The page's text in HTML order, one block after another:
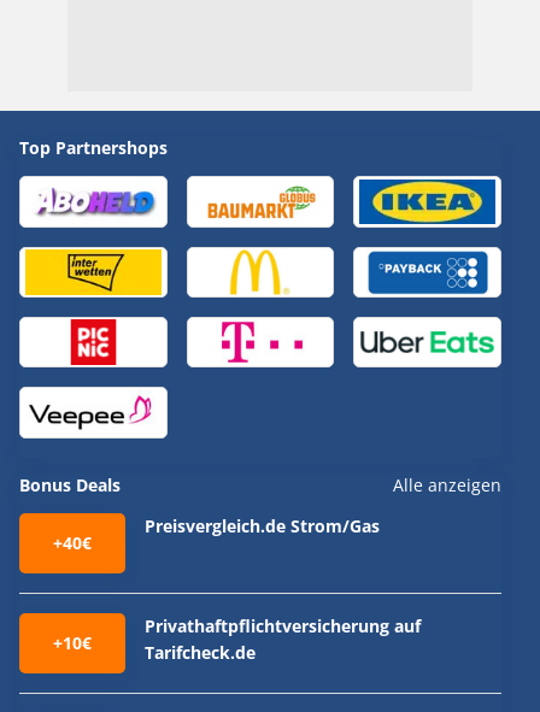
Top Partnershops
Bonus Deals Alle anzeigen
+40€
Preisvergleich.de Strom/Gas
+10€
Privathaftpflichtversicherung auf
Tarifcheck.de